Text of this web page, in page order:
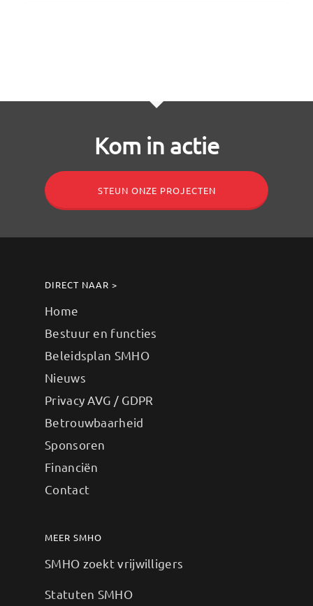
Kom in actie
STEUN ONZE PROJECTEN
DIRECT NAAR >
Home
Bestuur en functies
Beleidsplan SMHO
Nieuws
Privacy AVG / GDPR
Betrouwbaarheid
Sponsoren
Financiën
Contact
MEER SMHO
SMHO zoekt vrijwilligers
Statuten SMHO